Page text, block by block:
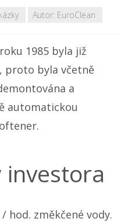
Autor: EuroClean
1985 byla již
proto byla včetně
a
automatickou
investora
/ hod. změkčené vody.